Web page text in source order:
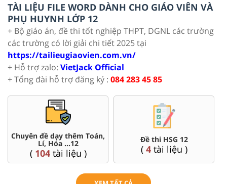
TÀI LIỆU FILE WORD DÀNH CHO GIÁO VIÊN VÀ
PHỤ HUYNH LỚP 12
+ Bộ giáo án, đề thi tốt nghiệp THPT, DGNL các trường
các trường có lời giải chi tiết 2025 tại
https://tailieugiaovien.com.vn/
+ Hỗ trợ zalo: VietJack Official
+ Tổng đài hỗ trợ đăng ký : 084 283 45 85
Chuyên đề dạy thêm Toán,
Lí, Hóa ...12
( 104tài liệu )
Đề thi HSG 12
( 4tài liệu )